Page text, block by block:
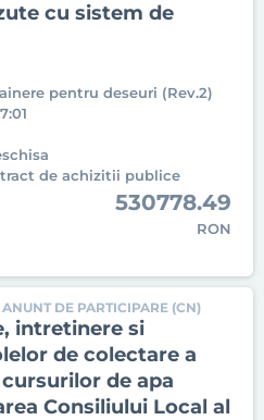
cu sistem de
pentru deseuri (Rev.2)
de achizitii publice
530778.49
RON
ANUNT DE PARTICIPARE (CN)
intretinere si
de colectare a
de apa
Consiliului Local al